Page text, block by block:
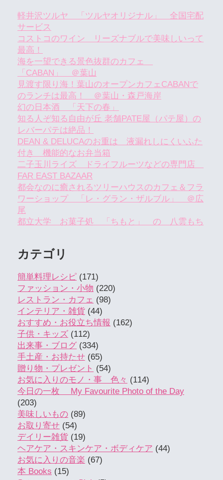
軽井沢ツルヤ 「ツルヤオリジナル」 全国宅配
サービス
コストコのワイン リーズナブルで美味しいって
最高！
海を一望できる景色抜群のカフェ
「CABAN」 ＠葉山
見渡す限り海！葉山のオープンカフェCABANで
のランチは最高！ ＠葉山・森戸海岸
幻の日本酒 「天下の春」
知る人ぞ知る自由が丘 老舗PATE屋（パテ屋）の
レバーパテは絶品！
DEAN & DELUCAのお重は 液漏れしにくいふた
付き 機能的なお弁当箱
二子玉川ライズ ドライフルーツなどの専門店
FAR EAST BAZAAR
都会なのに癒されるツリーハウスのカフェ＆フラ
ワーショップ 「レ・グラン・ザルブル」 ＠広
尾
都立大学 お菓子処 「ちもと」 の 八雲もち
カテゴリ
簡単料理レシピ (171)
ファッション・小物 (220)
レストラン・カフェ (98)
インテリア・雑貨 (44)
おすすめ・お役立ち情報 (162)
子供・キッズ (112)
出来事・ブログ (334)
手土産・お持たせ (65)
贈り物・プレゼント (54)
お気に入りのモノ・事 色々 (114)
今日の一枚 My Favourite Photo of the Day
(203)
美味しいもの (89)
お取り寄せ (54)
デイリー雑貨 (19)
ヘアケア・スキンケア・ボディケア (44)
お気に入りの音楽 (67)
本 Books (15)